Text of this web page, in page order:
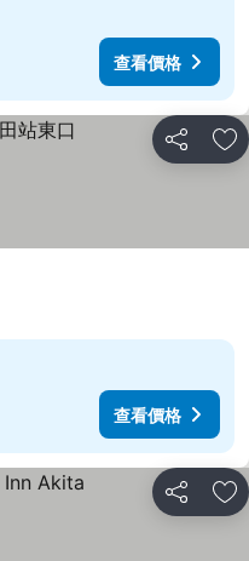
查看價格
分享 加
查看價格
分享 加